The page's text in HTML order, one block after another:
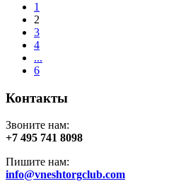
1
2
3
4
...
6
Контакты
Звоните нам:
+7 495 741 8098
Пишите нам:
info@vneshtorgclub.com